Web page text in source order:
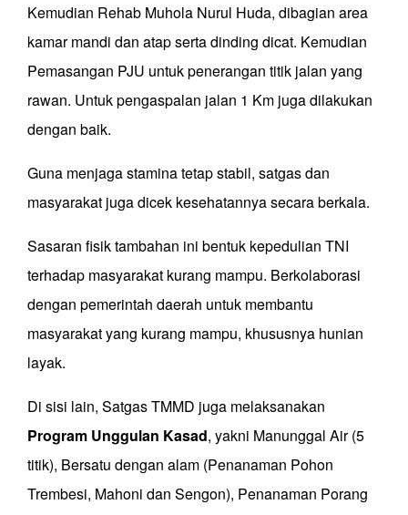
Kemudian Rehab Muhola Nurul Huda, dibagian area
kamar mandi dan atap serta dinding dicat. Kemudian
Pemasangan PJU untuk penerangan titik jalan yang
rawan. Untuk pengaspalan jalan 1 Km juga dilakukan
dengan baik.
Guna menjaga stamina tetap stabil, satgasdan
masyarakat juga dicek kesehatannya secaraberkala.
Sasaran fisik tambahan ini bentuk kepedulian TNI
terhadap masyarakat kurang mampu. Berkolaborasi
dengan pemerintah daerah untuk membantu
masyarakat yang kurang mampu, khususnya hunian
layak.
Di sisi lain, Satgas TMMD juga melaksanakan
Program Unggulan Kasad, yakni Manunggal Air (5
titik), Bersatu dengan alam (Penanaman Pohon
Trembesi, Mahoni dan Sengon), Penanaman Porang